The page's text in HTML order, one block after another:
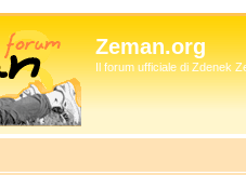
Zeman.org
Il forum ufficiale di Zdenek